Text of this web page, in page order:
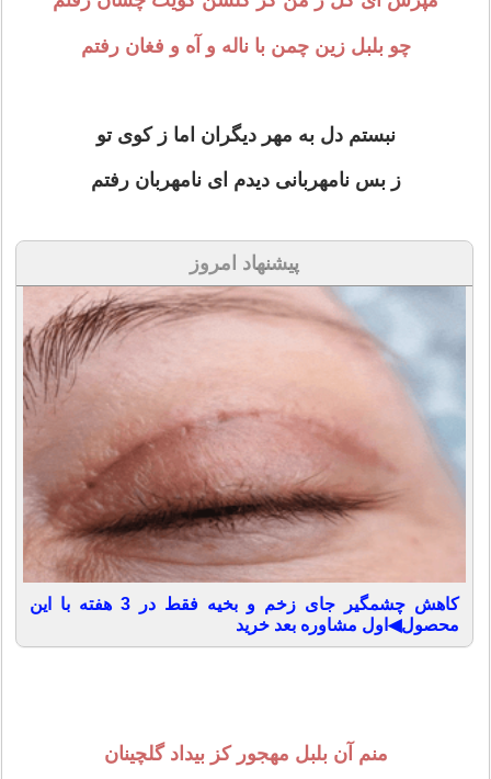
چو بلبل زین چمن با ناله و آه و فغان رفتم
نبستم دل به مهر دیگران اما ز کوی تو
ز بس نامهربانی دیدم ای نامهربان رفتم
پیشنهاد امروز
کاهش چشمگیر جای زخم و بخیه فقط در 3 هفته با این
محصول◀اول مشاوره بعد خرید
منم آن بلبل مهجور کز بیداد گلچینان